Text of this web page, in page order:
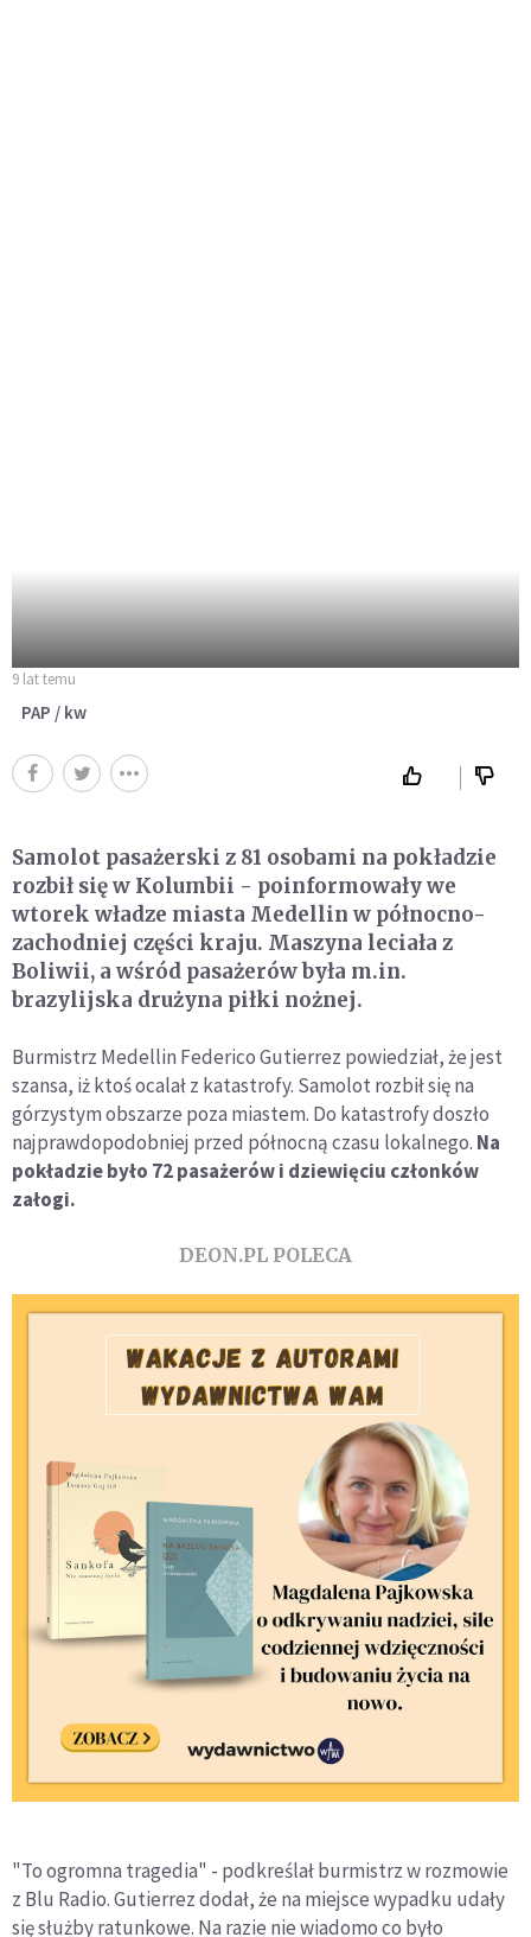
9 lat temu
PAP / kw
Samolot pasażerski z 81 osobami na pokładzie
rozbił się w Kolumbii - poinformowały we
wtorek władze miasta Medellin w północno-
zachodniej części kraju. Maszyna leciała z
Boliwii, a wśród pasażerów była m.in.
brazylijska drużyna piłki nożnej.
Burmistrz Medellin Federico Gutierrez powiedział, że jest
szansa, iż ktoś ocalał z katastrofy. Samolot rozbił się na
górzystym obszarze poza miastem. Do katastrofy doszło
najprawdopodobniej przed północną czasu lokalnego. Na
pokładzie było 72 pasażerów i dziewięciu członków
załogi.
DEON.PL POLECA
"To ogromna tragedia" - podkreślał burmistrz w rozmowie
z Blu Radio. Gutierrez dodał, że na miejsce wypadku udały
się służby ratunkowe. Na razie nie wiadomo co było